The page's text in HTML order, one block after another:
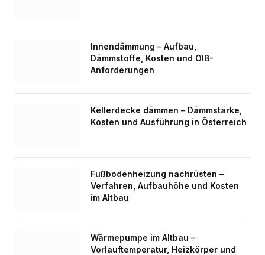
Innendämmung – Aufbau,
Dämmstoffe, Kosten und OIB-
Anforderungen
Kellerdecke dämmen – Dämmstärke,
Kosten und Ausführung in Österreich
Fußbodenheizung nachrüsten –
Verfahren, Aufbauhöhe und Kosten
im Altbau
Wärmepumpe im Altbau –
Vorlauftemperatur, Heizkörper und